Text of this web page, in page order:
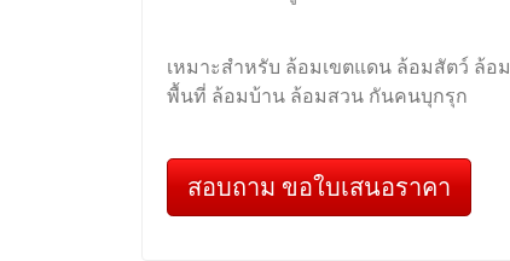
เหมาะสำหรับ ล้อมเขตแดน ล้อมสัตว์ ล้อม
พื้นที่ ล้อมบ้าน ล้อมสวน กันคนบุกรุก
สอบถาม ขอใบเสนอราคา